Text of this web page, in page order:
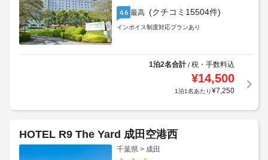
4.6 最高 (クチコミ15504件)
インボイス制度対応プランあり
1泊2名合計/税・手数料込
¥14,500
1泊1名あたり¥7,250
HOTEL R9 The Yard 成田空港西
千葉県 > 成田